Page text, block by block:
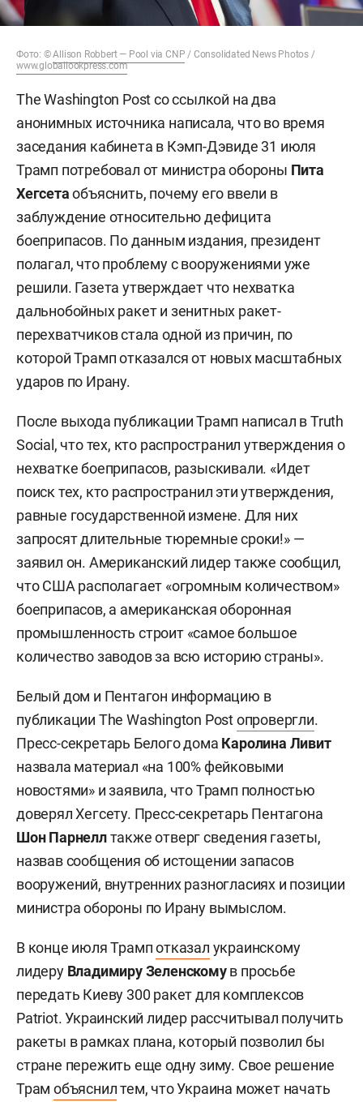
Фото: ©Allison Robbert — Pool via CNP / Consolidated News Photos /
www.globallookpress.com
The Washington Post со ссылкой на два
анонимных источника написала, что во время
заседания кабинета в Кэмп-Дэвиде 31 июля
Трамп потребовал от министра обороны Пита
Хегсетаобъяснить, почему его ввели в
заблуждение относительно дефицита
боеприпасов. По данным издания, президент
полагал, что проблему с вооружениями уже
решили. Газета утверждает что нехватка
дальнобойных ракет и зенитных ракет-
перехватчиков стала одной из причин, по
которой Трамп отказался от новых масштабных
ударов по Ирану.
После выхода публикации Трамп написал в Truth
Social, что тех, кто распространил утверждения о
нехватке боеприпасов, разыскивали. «Идет
поиск тех, кто распространил эти утверждения,
равные государственной измене. Для них
запросят длительные тюремные сроки!» —
заявил он. Американский лидер также сообщил,
что США располагает «огромным количеством»
боеприпасов, а американская оборонная
промышленность строит «самое большое
количество заводов за всю историю страны».
Белый дом и Пентагон информацию в
публикации The Washington Postопровергли.
Пресс-секретарь Белого дома Каролина Ливит
назвала материал «на 100% фейковыми
новостями» и заявила, что Трамп полностью
доверял Хегсету. Пресс-секретарь Пентагона
Шон Парнеллтакже отверг сведения газеты,
назвав сообщения об истощении запасов
вооружений, внутренних разногласиях и позиции
министра обороны по Ирану вымыслом.
В конце июля Трампотказал украинскому
лидеру Владимиру Зеленскомув просьбе
передать Киеву 300 ракет для комплексов
Patriot. Украинский лидер рассчитывал получить
ракеты в рамках плана, который позволил бы
стране пережить еще одну зиму. Свое решение
Трам объяснилтем, что Украина может начать